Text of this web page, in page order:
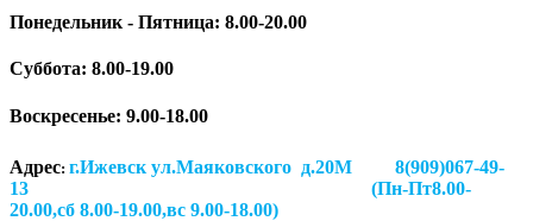
Понедельник - Пятница: 8.00-20.00
Суббота: 8.00-19.00
Воскресенье: 9.00-18.00
Адрес: г.Ижевск ул.Маяковского д.20М 8(909)067-49-
13 (Пн-Пт8.00-
20.00,сб 8.00-19.00,вс 9.00-18.00)